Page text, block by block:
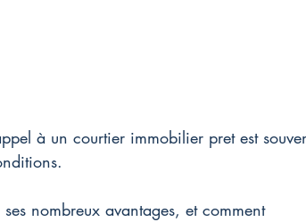
à un courtier immobilier pret est
nombreux avantages, et comment